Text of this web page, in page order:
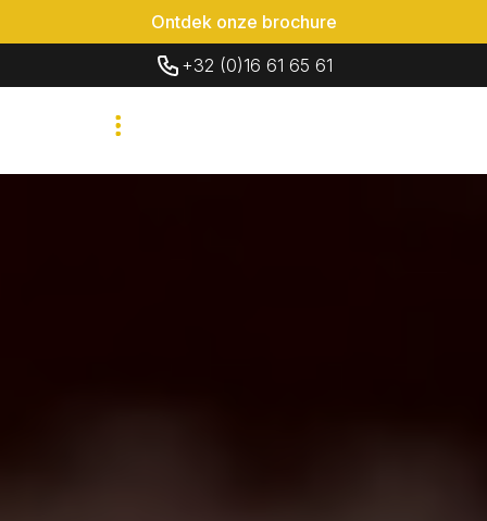
Ontdek onze brochure
+32 (0)16 61 65 61